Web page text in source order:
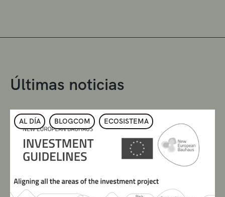
Últimas noticias
AL DÍA BLOGCOM ECOSISTEMA